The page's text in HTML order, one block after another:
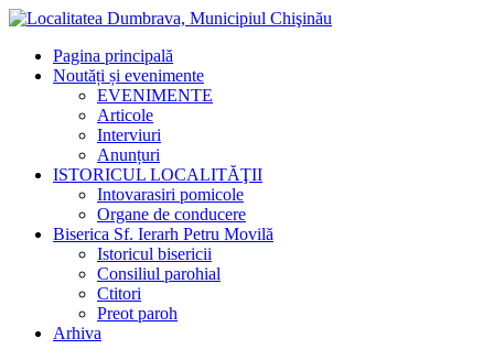
Pagina principală
Noutăți și evenimente
EVENIMENTE
Articole
Interviuri
Anunțuri
ISTORICUL LOCALITĂŢII
Intovarasiri pomicole
Organe de conducere
Biserica Sf. Ierarh Petru Movilă
Istoricul bisericii
Consiliul parohial
Ctitori
Preot paroh
Arhiva